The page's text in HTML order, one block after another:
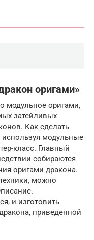
оригами»
модульное оригами,
затейливых
Как сделать
используя модульные
класс. Главный
собираются
оригами дракона.
можно
и изготовить
приведенной